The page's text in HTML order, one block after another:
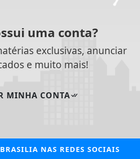
uma conta?
exclusivas, anunciar
e muito mais!
MINHA CONTA
NAS REDES SOCIAIS